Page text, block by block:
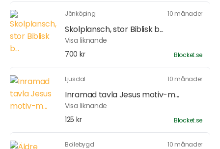
Jönköping 10 månader
Skolplansch, stor Biblisk b...
Visa liknande
700 kr
Blocket.se
Ljusdal 10 månader
Inramad tavla Jesus motiv-m...
Visa liknande
125 kr
Blocket.se
Bollebygd 10 månader